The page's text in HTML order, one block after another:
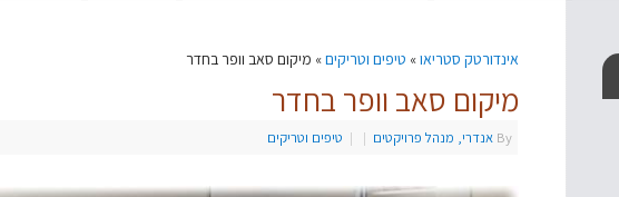
אינדורטק סטריאו» טיפים וטריקים» מיקום סאב וופר בחדר
מיקום סאב וופר בחדר
By אנדרי, מנהל פרויקטים |
| טיפים וטריקים